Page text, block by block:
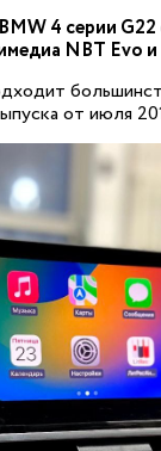
4 серии G22​
NBT Evo
от июля